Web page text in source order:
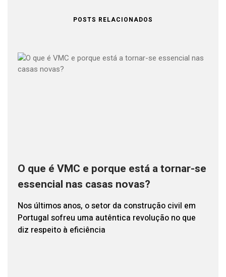
POSTS RELACIONADOS
O que é VMC e porque está a tornar-se
essencial nas casas novas?
Nos últimos anos, o setor da construção civil em
Portugal sofreu uma autêntica revolução no que
diz respeito à eficiência